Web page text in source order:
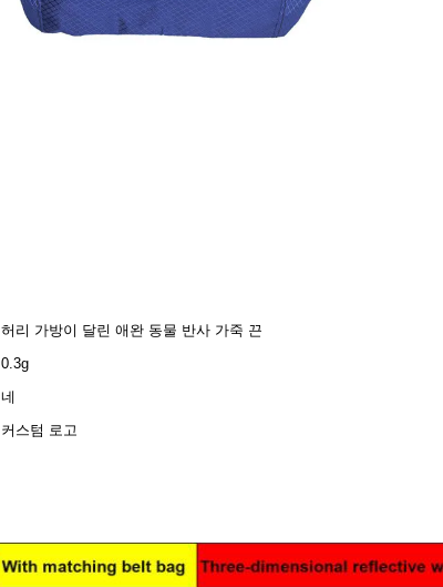
허리 가방이 달린 애완 동물 반사 가죽 끈
0.3g
네
커스텀 로고